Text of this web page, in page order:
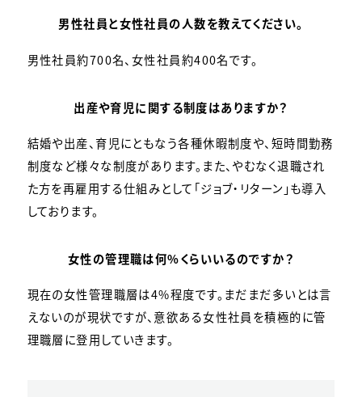
男性社員と女性社員の人数を教えてください。
男性社員約700名、女性社員約400名です。
出産や育児に関する制度はありますか？
結婚や出産、育児にともなう各種休暇制度や、短時間勤務
制度など様々な制度があります。また、やむなく退職され
た方を再雇用する仕組みとして「ジョブ・リターン」も導入
しております。
女性の管理職は何%くらいいるのですか？
現在の女性管理職層は4%程度です。まだまだ多いとは言
えないのが現状ですが、意欲ある女性社員を積極的に管
理職層に登用していきます。